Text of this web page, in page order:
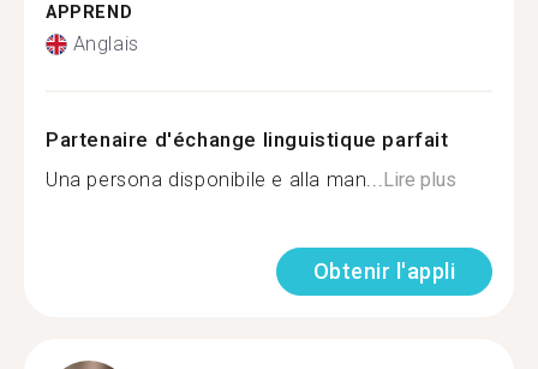
APPREND
Anglais
Partenaire d'échange linguistique parfait
Una persona disponibile e alla man...Lire plus
Obtenir l'appli